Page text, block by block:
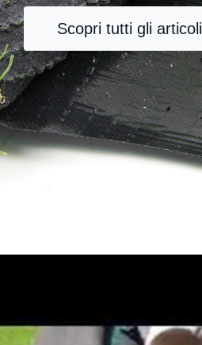
Scopri tutti gli articoli